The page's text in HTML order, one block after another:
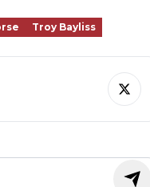
Troy Bayliss